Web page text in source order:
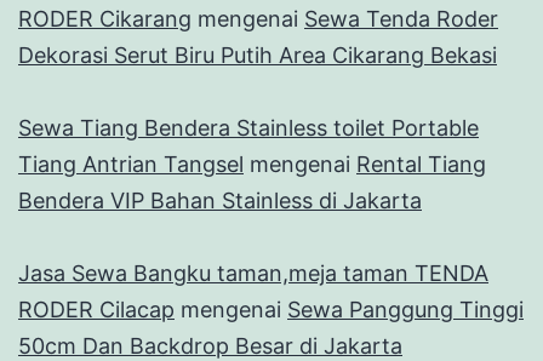
RODER Cikarang mengenai Sewa Tenda Roder
Dekorasi Serut Biru Putih Area Cikarang Bekasi
Sewa Tiang Bendera Stainless toilet Portable
Tiang Antrian Tangsel mengenai Rental Tiang
Bendera VIP Bahan Stainless di Jakarta
Jasa Sewa Bangku taman,meja taman TENDA
RODER Cilacap mengenai Sewa Panggung Tinggi
50cm Dan Backdrop Besar di Jakarta